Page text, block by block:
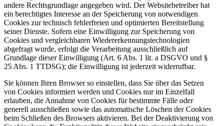
andere Rechtsgrundlage angegeben wird. Der Websitebetreiber hat
ein berechtigtes Interesse an der Speicherung von notwendigen
Cookies zur technisch fehlerfreien und optimierten Bereitstellung
seiner Dienste. Sofern eine Einwilligung zur Speicherung von
Cookies und vergleichbaren Wiedererkennungstechnologien
abgefragt wurde, erfolgt die Verarbeitung ausschließlich auf
Grundlage dieser Einwilligung (Art. 6 Abs. 1 lit. a DSGVO und §
25 Abs. 1 TTDSG); die Einwilligung ist jederzeit widerrufbar.
Sie können Ihren Browser so einstellen, dass Sie über das Setzen
von Cookies informiert werden und Cookies nur im Einzelfall
erlauben, die Annahme von Cookies für bestimmte Fälle oder
generell ausschließen sowie das automatische Löschen der Cookies
beim Schließen des Browsers aktivieren. Bei der Deaktivierung von